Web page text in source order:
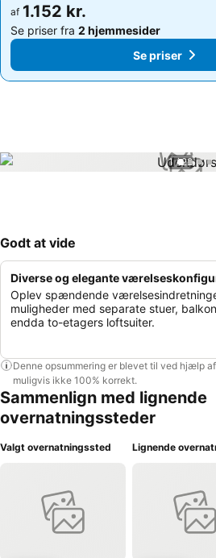
af 1.152 kr.
Se priser fra 2 hjemmesider
Se priser
af 1.152 kr.
Se priser fra 2 hjemmesider
Se priser
1 / 22
Godt at vide
Diverse og elegante
Oplev spændende
muligheder med separate stuer,
endda to-etagers loftsuiter.
Denne opsummering er blevet til ved hjælp
muligvis ikke 100% korrekt.
Sammenlign med lignende
overnatningssteder
Valgt overnatningssted Lignende